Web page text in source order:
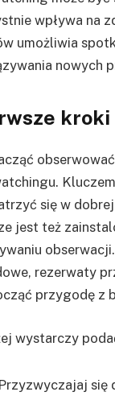
wpływa na
umożliwia
nowych
się w
jest też
rezerwaty
przygodę z
wystarczy
Przyzwyczajaj się